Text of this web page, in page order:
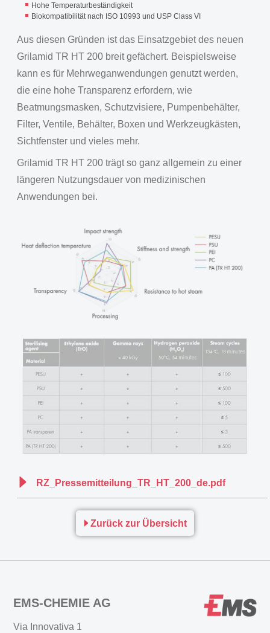
Hohe Temperaturbeständigkeit
Biokompatibilität nach ISO 10993 und USP Class VI
Aus diesen Gründen ist das Einsatzgebiet des neuen
Grilamid TR HT 200 breit gefächert. Beispielsweise
kann es für Mehrweganwendungen genutzt werden,
die eine hohe Transparenz erfordern, wie
Beatmungsmasken, Schutzvisiere, Pumpenbehälter,
Filter, Ventile, Behälter, Boxen und Werkzeugkästen,
Sichtfenster und vieles mehr.
Grilamid TR HT 200 trägt so ganz allgemein zu einer
längeren Nutzungsdauer von medizinischen
Anwendungen bei.
RZ_Pressemitteilung_TR_HT_200_de.pdf
Zurück zur Übersicht
EMS-CHEMIE AG
Via Innovativa 1